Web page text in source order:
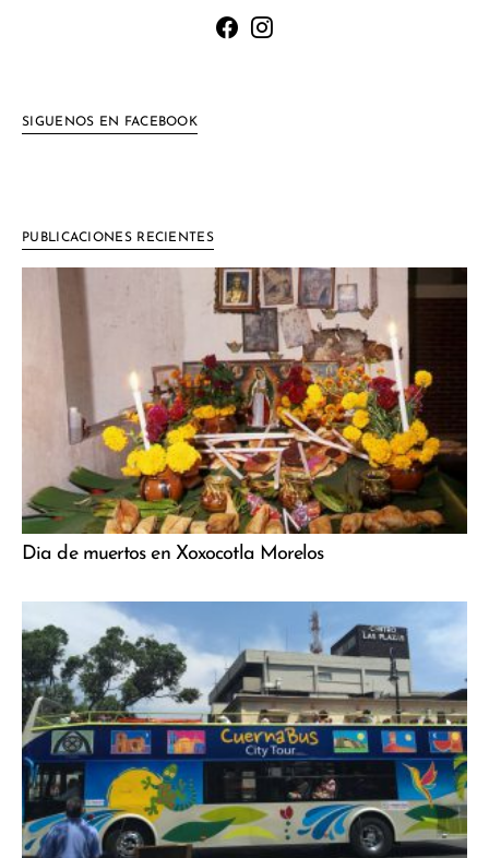
SIGUENOS EN FACEBOOK
PUBLICACIONES RECIENTES
Dia de muertos en Xoxocotla Morelos